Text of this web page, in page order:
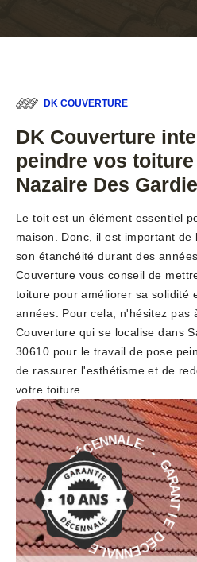
DK COUVERTURE
DK Couverture
peindre vos
Nazaire Des
Le toit est un élément essentiel
maison. Donc, il est important
son étanchéité durant des
Couverture vous conseil de
toiture pour améliorer sa solidité
années. Pour cela, n'hésitez pas
Couverture qui se localise dans
30610 pour le travail de pose
de rassurer l'esthétisme et de
votre toiture.
G
A
R
A
N
T
I
E
D
É
C
E
N
NALE - GAR
A
N
T
I
E
D
É
C
E
N
N
A
L
E
-